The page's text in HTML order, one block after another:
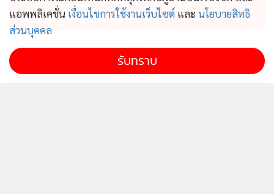
ระดับ Bigbike สายลุย
แอพพลิเคชั่น เงื่อนไขการใช้งานเว็บไซต์ และ นโยบายสิทธิ
ส่วนบุคคล
รับทราบ